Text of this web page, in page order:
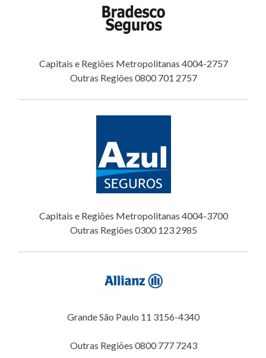
Capitais e Regiões Metropolitanas 4004-2757
Outras Regiões 0800 701 2757
Capitais e Regiões Metropolitanas 4004-3700
Outras Regiões 0300 123 2985
Grande São Paulo 11 3156-4340
Outras Regiões 0800 777 7243